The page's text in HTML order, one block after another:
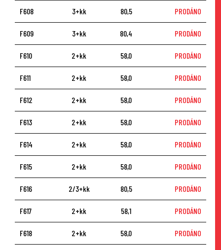
F608 3+kk 80,5 PRODÁNO
F609 3+kk 80,4 PRODÁNO
F610 2+kk 58,0 PRODÁNO
F611 2+kk 58,0 PRODÁNO
F612 2+kk 58,0 PRODÁNO
F613 2+kk 58,0 PRODÁNO
F614 2+kk 58,0 PRODÁNO
F615 2+kk 58,0 PRODÁNO
F616 2/3+kk 80,5 PRODÁNO
F617 2+kk 58,1 PRODÁNO
F618 2+kk 58,0 PRODÁNO